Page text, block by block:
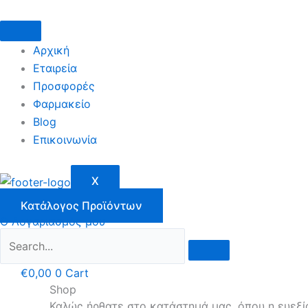
στο
περιεχόμενο
Αρχική
Εταιρεία
Προσφορές
Φαρμακείο
Blog
Επικοινωνία
X
Κατάλογος Προϊόντων
Ο Λογαριασμός μου
€0,00 0 Cart
Shop